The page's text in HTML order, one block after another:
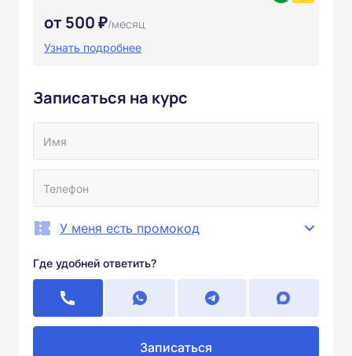
от 500 ₽/месяц
Узнать подробнее
Записаться на курс
У меня есть промокод
Где удобней ответить?
Записаться